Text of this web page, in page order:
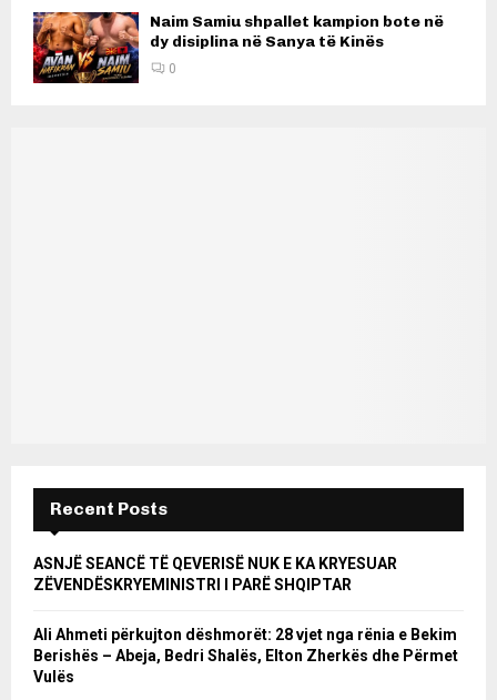
Naim Samiu shpallet kampion bote në
dy disiplina në Sanya të Kinës
0
Recent Posts
ASNJË SEANCË TË QEVERISË NUK E KA KRYESUAR
ZËVENDËSKRYEMINISTRI I PARË SHQIPTAR
Ali Ahmeti përkujton dëshmorët: 28 vjet nga rënia e Bekim
Berishës – Abeja, Bedri Shalës, Elton Zherkës dhe Përmet
Vulës